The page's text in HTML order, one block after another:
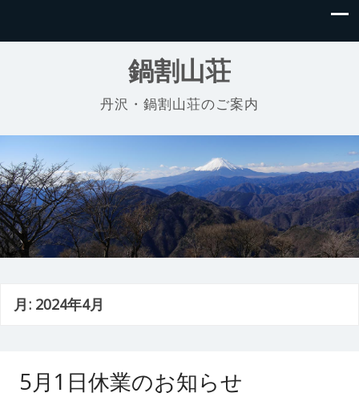
鍋割山荘
丹沢・鍋割山荘のご案内
月: 2024年4月
5月1日休業のお知らせ